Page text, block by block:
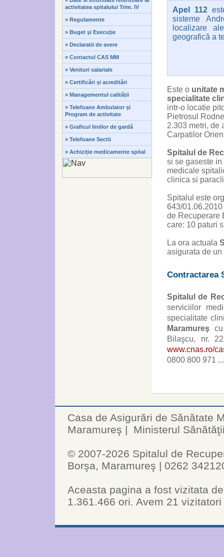
activitatea spitalului Trim. IV
» Regulamente
» Buget şi Execuţie
» Declaratii de avere
» Contactul CAS MM
» Venituri salariale
» Certificări și acreditări
» Managementul calității
» Telefoane Ambulator și
Program de activitate
» Graficul liniilor de gardă
» Telefoane Sectii
» Achiziție medicamente spital
Apel 112
sisteme
localizare
geografică a
Este o unitate
specialitate
intr-o locatie
Pietrosul
2.303 metri, de
Carpatilor
Spitalul de
si se gaseste
medicale
clinica si
Spitalul este
643/
de Recuperare
care: 10 paturi
La ora actuala
asigurata de
Contractarea
Spitalul de
serviciilor
specialitate
Maramureş
Bilaşcu, nr.
www.cnas.ro/
0800 800 971
Casa de Asigurări de Sănătate
Maramureş | Ministerul
© 2007-2026 Spitalul de
Borşa, Maramureş | 0262
Aceasta pagina a fost vizitata
1.361.466 ori. Avem 21